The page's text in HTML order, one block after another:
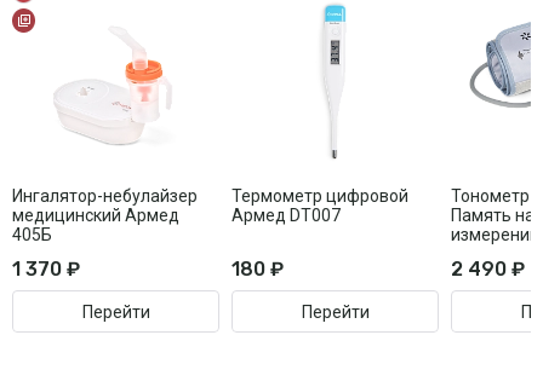
Ингалятор-небулайзер
медицинский Армед
405Б
1 370 ₽
Перейти
Термометр цифровой
Армед DT007
180 ₽
Перейти
Тонометр
Память на
измерений
2 490 ₽